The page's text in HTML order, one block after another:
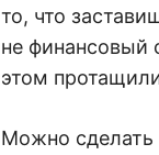
то, что
не финансовый
этом
Можно сделать